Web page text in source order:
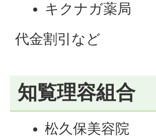
キクナガ薬局
代金割引など
知覧理容組合
松久保美容院